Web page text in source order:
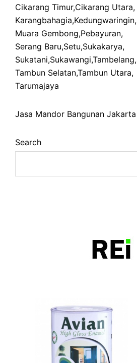
Cikarang Timur,Cikarang Utara,
Karangbahagia,Kedungwaringin,
Muara Gembong,Pebayuran,
Serang Baru,Setu,Sukakarya,
Sukatani,Sukawangi,Tambelang,
Tambun Selatan,Tambun Utara,
Tarumajaya
Jasa Mandor Bangunan Jakarta
Search